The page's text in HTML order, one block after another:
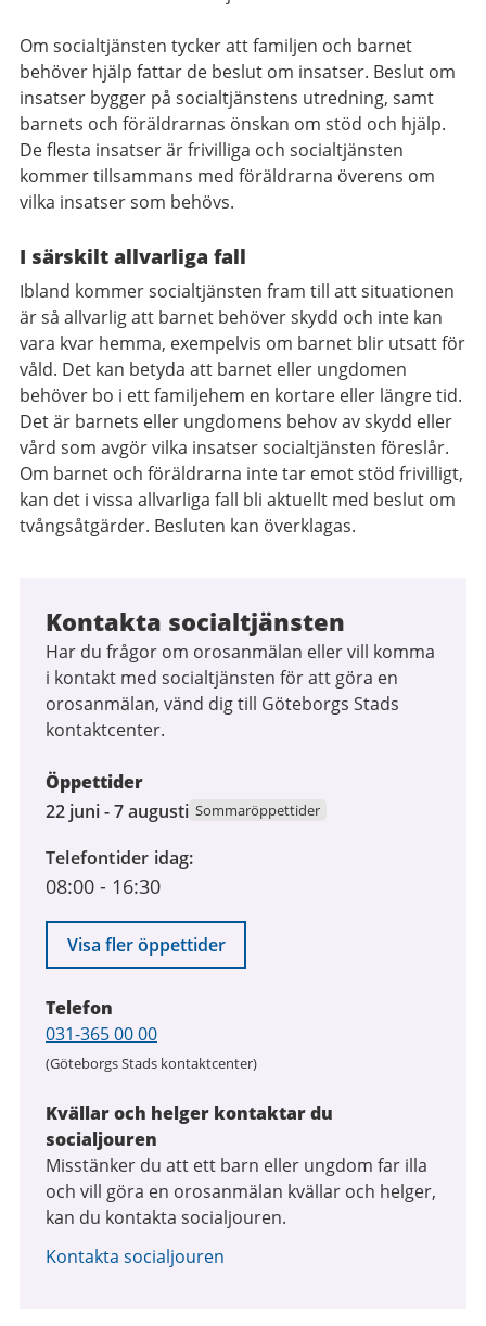
Om socialtjänsten tycker att familjen och barnet
behöver hjälp fattar de beslut om insatser. Beslut om
insatser bygger på socialtjänstens utredning, samt
barnets och föräldrarnas önskan om stöd och hjälp.
De flesta insatser är frivilliga och socialtjänsten
kommer tillsammans med föräldrarna överens om
vilka insatser som behövs.
I särskilt allvarliga fall
Ibland kommer socialtjänsten fram till att situationen
är så allvarlig att barnet behöver skydd och inte kan
vara kvar hemma, exempelvis om barnet blir utsatt för
våld. Det kan betyda att barnet eller ungdomen
behöver bo i ett familjehem en kortare eller längre tid.
Det är barnets eller ungdomens behov av skydd eller
vård som avgör vilka insatser socialtjänsten föreslår.
Om barnet och föräldrarna inte tar emot stöd frivilligt,
kan det i vissa allvarliga fall bli aktuellt med beslut om
tvångsåtgärder. Besluten kan överklagas.
Kontakta socialtjänsten
Har du frågor om orosanmälan eller vill komma
i kontakt med socialtjänsten för att göra en
orosanmälan, vänd dig till Göteborgs Stads
kontaktcenter.
Öppettider
22
2026
till
augusti
2026
22 juni - 7 augusti Sommaröppettider
Telefontider idag
08:00 - 16:30
Visa fler öppettider
Telefon
Telefon
031-365 00 00
(Göteborgs Stads kontaktcenter)
Kvällar och helger kontaktar du
socialjouren
Misstänker du att ett barn eller ungdom far illa
och vill göra en orosanmälan kvällar och helger,
kan du kontakta socialjouren.
Kontakta socialjouren